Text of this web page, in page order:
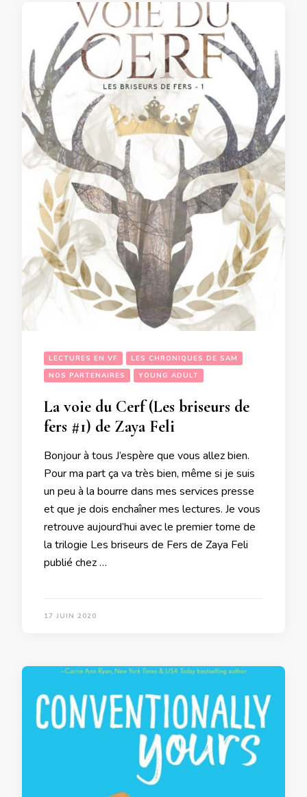
LECTURES EN VF
LES CHRONIQUES DE SAM
NOS PARTENAIRES
YOUNG ADULT
La voie du Cerf (Les briseurs de
fers #1) de Zaya Feli
Bonjour à tous J’espère que vous allez bien.
Pour ma part ça va très bien, même si je suis
un peu à la bourre dans mes services presse
et que je dois enchaîner mes lectures. Je vous
retrouve aujourd’hui avec le premier tome de
la trilogie Les briseurs de Fers de Zaya Feli
publié chez …
17 JUIN 2020